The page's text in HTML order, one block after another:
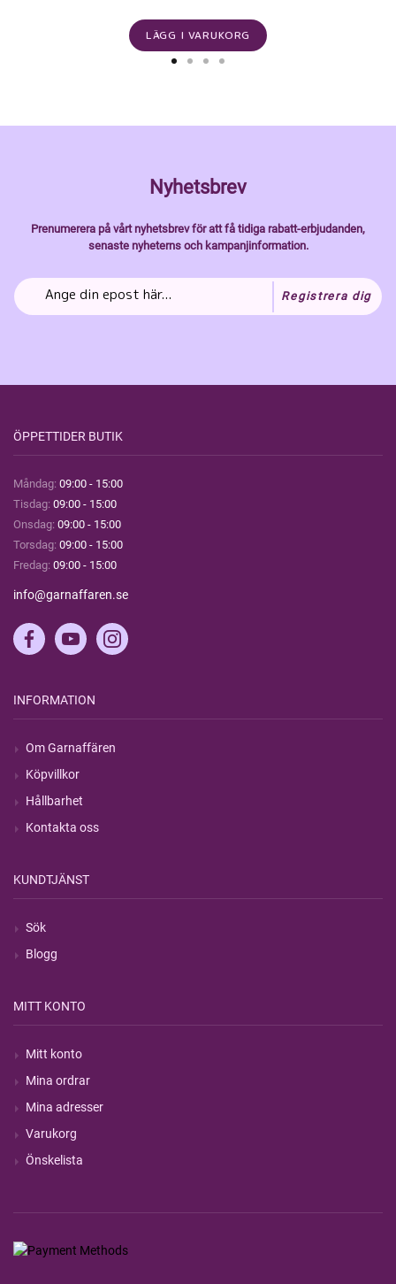
LÄGG I VARUKORG
Nyhetsbrev
Prenumerera på vårt nyhetsbrev för att få tidiga rabatt-erbjudanden,
senaste nyheterns och kampanjinformation.
Registrera dig
ÖPPETTIDER BUTIK
Måndag: 09:00 - 15:00
Tisdag: 09:00 - 15:00
Onsdag: 09:00 - 15:00
Torsdag: 09:00 - 15:00
Fredag: 09:00 - 15:00
info@garnaffaren.se
INFORMATION
Om Garnaffären
Köpvillkor
Hållbarhet
Kontakta oss
KUNDTJÄNST
Sök
Blogg
MITT KONTO
Mitt konto
Mina ordrar
Mina adresser
Varukorg
Önskelista